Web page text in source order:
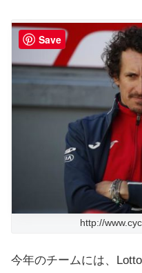
http://
今年のチームには、
Save